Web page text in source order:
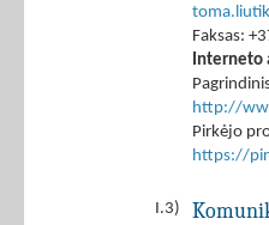
Faksas:
Interneto
http://
Pirkėjo
https://
I.3)